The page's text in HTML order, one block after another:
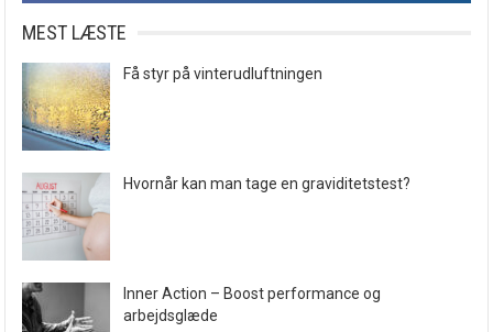
MEST LÆSTE
Få styr på vinterudluftningen
Hvornår kan man tage en graviditetstest?
Inner Action – Boost performance og
arbejdsglæde